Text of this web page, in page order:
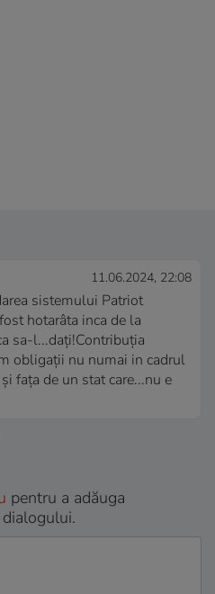
11.06.2024, 22:08
sistemului Patriot
hotarâta inca de la
sa-l...dați!Contribuția
obligații nu numai in cadrul
fața de un stat care...nu e
pentru a adăuga